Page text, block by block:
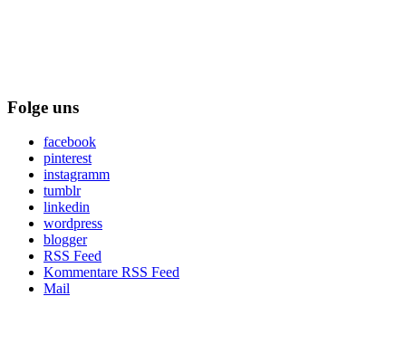
Folge uns
facebook
pinterest
instagramm
tumblr
linkedin
wordpress
blogger
RSS Feed
Kommentare RSS Feed
Mail